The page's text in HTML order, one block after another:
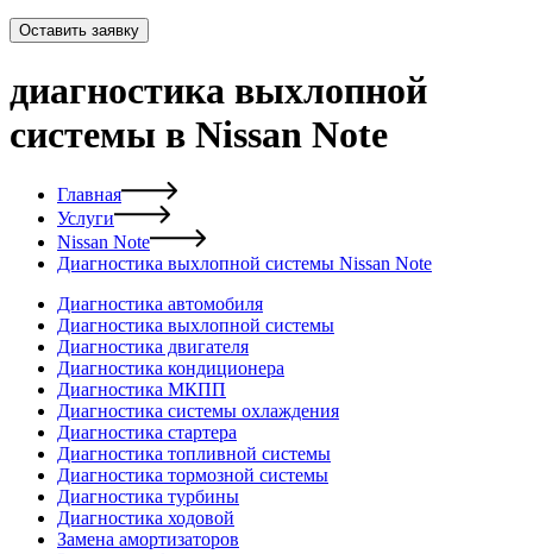
Оставить заявку
диагностика выхлопной
системы в Nissan Note
Главная
Услуги
Nissan Note
Диагностика выхлопной системы Nissan Note
Диагностика автомобиля
Диагностика выхлопной системы
Диагностика двигателя
Диагностика кондиционера
Диагностика МКПП
Диагностика системы охлаждения
Диагностика стартера
Диагностика топливной системы
Диагностика тормозной системы
Диагностика турбины
Диагностика ходовой
Замена амортизаторов